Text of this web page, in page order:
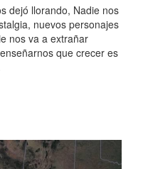
dejó llorando, Nadie nos
nuevos personajes
nos va a extrañar
que crecer es